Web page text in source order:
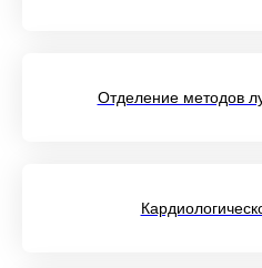
Отделение методов